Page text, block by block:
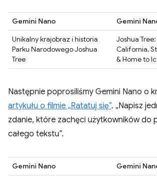
Gemini Nano
Gemini
Unikalny krajobraz i historia
Parku Narodowego Joshua
Tree
Joshua
California,
& Home to
Następnie poprosiliśmy Gemini Nano o
artykułu o filmie „Ratatuj się”. „Napisz
zdanie, które zachęci użytkowników do
całego tekstu”.
Gemini Nano
Gemini